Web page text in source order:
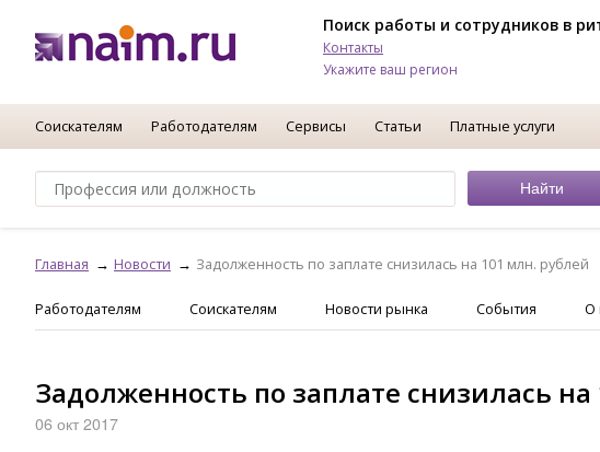
Поиск работы и сотрудников в
Контакты
Укажите ваш регион
Соискателям Работодателям Сервисы Статьи Платные услуги
Главная Новости Задолженность по заплате снизилась на 101 млн. рублей
Работодателям Соискателям Новости рынка События О
Задолженность по заплате снизилась
06 окт 2017